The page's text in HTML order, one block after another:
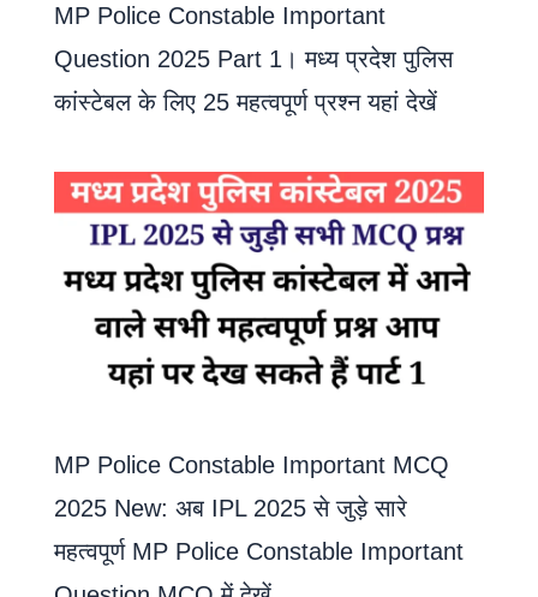
MP Police Constable Important
Question 2025 Part 1। मध्य प्रदेश पुलिस
कांस्टेबल के लिए 25 महत्वपूर्ण प्रश्न यहां देखें
MP Police Constable Important MCQ
2025 New: अब IPL 2025 से जुड़े सारे
महत्वपूर्ण MP Police Constable Important